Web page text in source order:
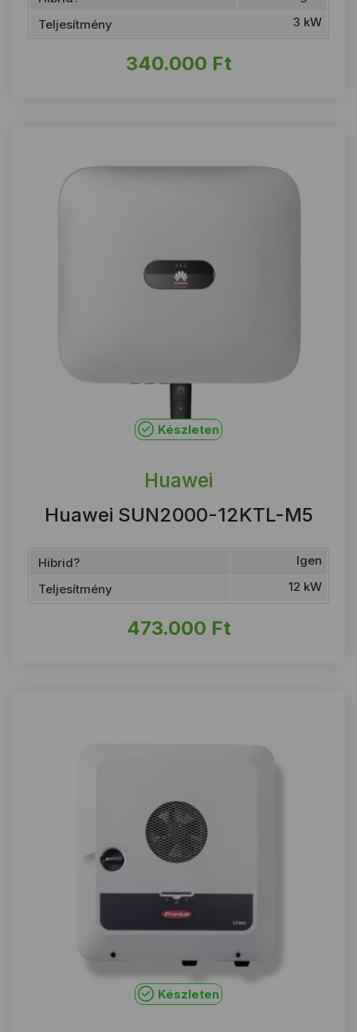
Teljesítmény
3 kW
340.000 Ft
Készleten
Huawei
Huawei SUN2000-12KTL-M5
Hibrid?
Igen
Teljesítmény
12 kW
473.000 Ft
Készleten